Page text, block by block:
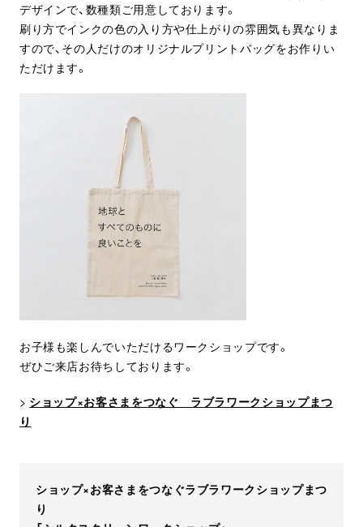
デザインで、数種類ご用意しております。
刷り方でインクの色の入り方や仕上がりの雰囲気も異なりま
すので、その人だけのオリジナルプリントバッグをお作りい
ただけます。
お子様も楽しんでいただけるワークショップです。
ぜひご来店お待ちしております。
> ショップ×お客さまをつなぐ ラブラワークショップまつ
り
ショップ×お客さまをつなぐラブラワークショップまつ
り